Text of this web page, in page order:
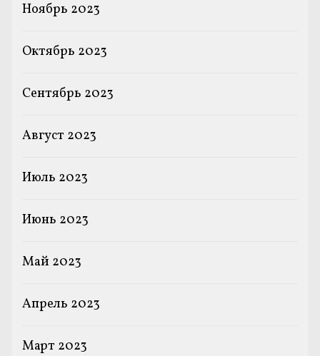
Ноябрь 2023
Октябрь 2023
Сентябрь 2023
Август 2023
Июль 2023
Июнь 2023
Май 2023
Апрель 2023
Март 2023